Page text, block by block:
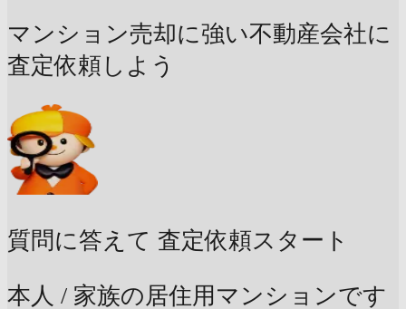
マンション売却に強い不動産会社に
査定依頼しよう
質問に答えて 査定依頼スタート
本人 / 家族の居住用マンションです